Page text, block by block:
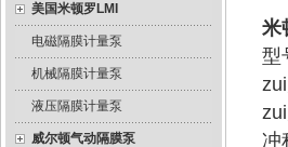
美国米顿罗LMI
电磁隔膜计量泵
机械隔膜计量泵
液压隔膜计量泵
威尔顿气动隔膜泵
米
型
冲